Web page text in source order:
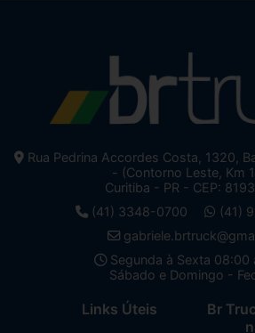
Rua Pedrina Accordes Costa, 1320,
- (Contorno Leste, Km
Curitiba - PR - CEP:
(41) 3348-0700
(41)
Segunda à Sexta 08:00
Sábado e Domingo -
Links Úteis
Br